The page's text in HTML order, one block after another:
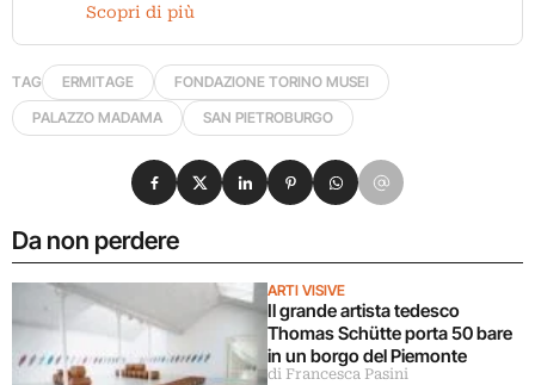
Scopri di più
TAG ERMITAGE
FONDAZIONE TORINO MUSEI
PALAZZO MADAMA
SAN PIETROBURGO
Da non perdere
ARTI VISIVE
Il grande artista tedesco
Thomas Schütte porta 50 bare
in un borgo del Piemonte
di Francesca Pasini
Condividi su Facebook
Condividi su X
Condividi su LinkedIn
Condividi su Pinterest
Condividi su WhatsApp
Condividi su Email